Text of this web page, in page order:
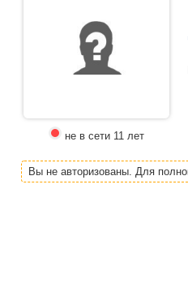
не в сети 11 лет
Вы не авторизованы. Для